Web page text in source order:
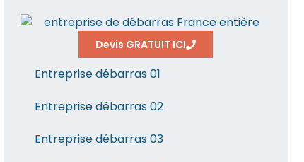
Devis GRATUIT ICI
Entreprise débarras 01
Entreprise débarras 02
Entreprise débarras 03